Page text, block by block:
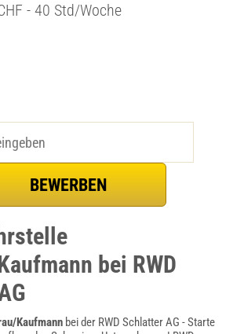
- 40 Std/Woche
bei RWD
Kaufmannbei der RWD Schlatter AG - Starte